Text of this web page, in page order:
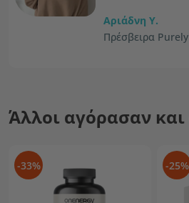
Αριάδνη Υ.
Πρέσβειρα
Άλλοι αγόρασαν
-33% -25%